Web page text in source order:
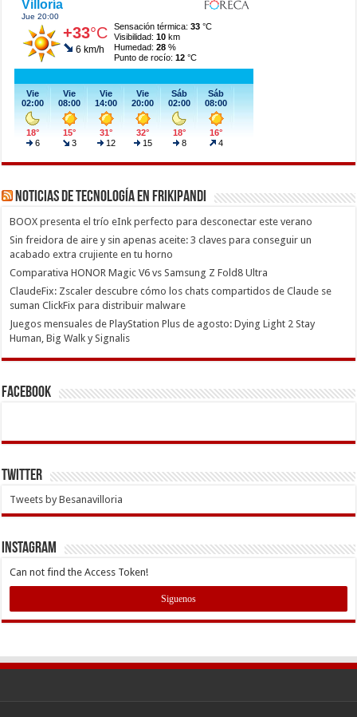
Noticias de Tecnología en Frikipandi
BOOX presenta el trío eInk perfecto para desconectar este verano
Sin freidora de aire y sin apenas aceite: 3 claves para conseguir un
acabado extra crujiente en tu horno
Comparativa HONOR Magic V6 vs Samsung Z Fold8 Ultra
ClaudeFix: Zscaler descubre cómo los chats compartidos de Claude se
suman ClickFix para distribuir malware
Juegos mensuales de PlayStation Plus de agosto: Dying Light 2 Stay
Human, Big Walk y Signalis
Facebook
Twitter
Tweets by Besanavilloria
INSTAGRAM
Can not find the Access Token!
Siguenos